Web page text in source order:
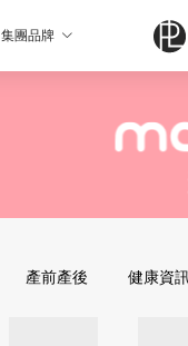
集團品牌
產前產後 健康資